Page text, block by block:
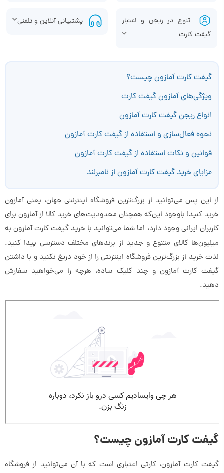
تنوع در ریجن و اعتبار
گیفت کارت
پشتیبانی آنلاین و تلفنی
گیفت کارت آمازون چیست؟
ویژگی‌های آمازون گیفت کارت
انواع ریجن گیفت کارت آمازون
نحوه فعال‌سازی و استفاده از گیفت کارت آمازون
قوانین و نکات استفاده از گیفت کارت آمازون
مزایای خرید گیفت کارت آمازون از نامبرلند
از این پس می‌توانید از بزرگ‌ترین فروشگاه اینترنتی جهان، یعنی آمازون
خرید کنید! باوجود این‌که همچنان محدودیت‌های خرید کالا از آمازون برای
کاربران ایرانی وجود دارد، اما شما می‌توانید با خرید گیفت کارت آمازون به
میلیون‌ها کالای متنوع و جدید از برندهای مختلف دسترسی پیدا کنید.
لذت خرید از بزرگ‌ترین فروشگاه اینترنتی را از خود دریغ نکنید و با داشتن
گیفت کارت آمازون و چند کلیک ساده، هرچه را می‌خواهید سفارش
دهید.
گیفت کارت آمازون چیست؟
گیفت کارت آمازون، کارتی اعتباری است که با آن می‌توانید از فروشگاه